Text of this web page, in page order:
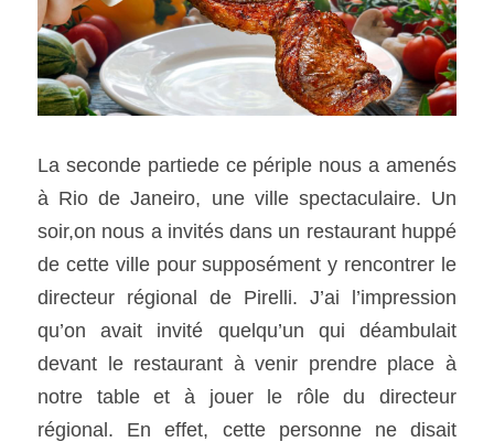
La seconde partiede ce périple nous a amenés
à Rio de Janeiro, une ville spectaculaire. Un
soir,on nous a invités dans un restaurant huppé
de cette ville pour supposément y rencontrer le
directeur régional de Pirelli. J’ai l’impression
qu’on avait invité quelqu’un qui déambulait
devant le restaurant à venir prendre place à
notre table et à jouer le rôle du directeur
régional. En effet, cette personne ne disait